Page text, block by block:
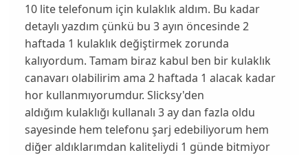
10 lite telefonum için kulaklık aldım. Bu kadar
detaylı yazdım çünkü bu 3 ayın öncesinde 2
haftada 1 kulaklık değiştirmek zorunda
kalıyordum. Tamam biraz kabul ben bir kulaklık
canavarı olabilirim ama 2 haftada 1 alacak kadar
hor kullanmıyorumdur. Slicksy'den
aldığım kulaklığı kullanalı 3 ay dan fazla oldu
sayesinde hem telefonu şarj edebiliyorum hem
diğer aldıklarımdan kaliteliydi 1 günde bitmiyor